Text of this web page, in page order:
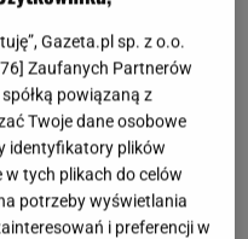
się pewne
uwagę, ale
Jednym z takich
buty. To, co
to
Gazeta.pl sp. z o.o.
] Zaufanych Partnerów
powiązaną z
Twoje dane osobowe
identyfikatory plików
tych plikach do celów
potrzeby wyświetlania
i preferencji w